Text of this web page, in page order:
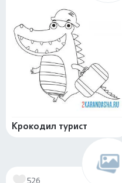
Крокодил турист
526